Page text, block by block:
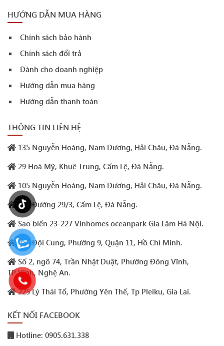
HƯỚNG DẪN MUA HÀNG
Chính sách bảo hành
Chính sách đổi trả
Dành cho doanh nghiệp
Hướng dẫn mua hàng
Hướng dẫn thanh toán
THÔNG TIN LIÊN HỆ
135 Nguyễn Hoàng, Nam Dương, Hải Châu, Đà Nẵng.
29 Hoá Mỹ, Khuê Trung, Cẩm Lệ, Đà Nẵng.
105 Nguyễn Hoàng, Nam Dương, Hải Châu, Đà Nẵng.
293 Đường 29/3, Cẩm Lệ, Đà Nẵng.
Sao biển 23-227 Vinhomes oceanpark Gia Lâm Hà Nội.
132 Đội Cung, Phường 9, Quận 11, Hồ Chí Minh.
Số 2, ngõ 74, Trần Nhật Duật, Phường Đông Vĩnh,
TP.Vinh, Nghệ An.
225 Lý Thái Tổ, Phường Yên Thế, Tp Pleiku, Gia Lai.
KẾT NỐI FACEBOOK
Hotline: 0905.631.338